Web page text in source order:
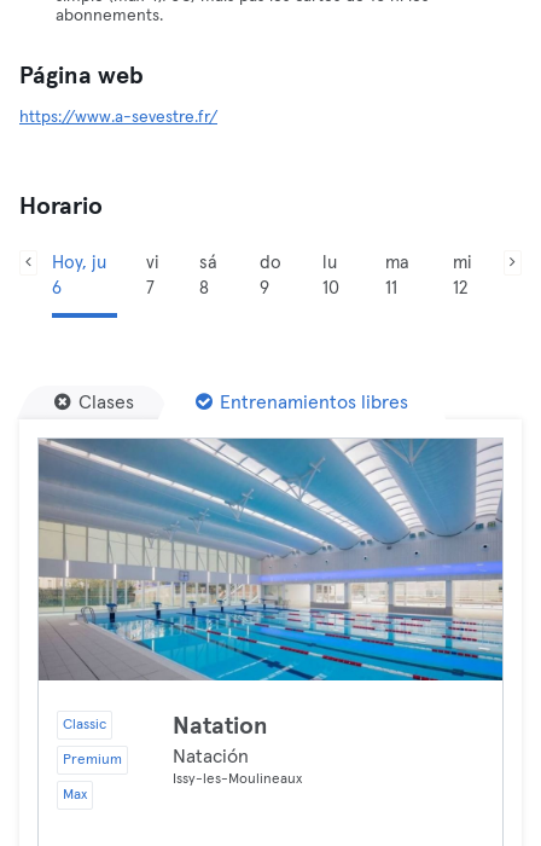
abonnements.
Página web
https://www.a-sevestre.fr/
Horario
Hoy, ju
6
vi
7
sá
8
do
9
lu
10
ma
11
mi
12
Clases Entrenamientos libres
Classic
Premium
Max
Natation
Natación
Issy-les-Moulineaux